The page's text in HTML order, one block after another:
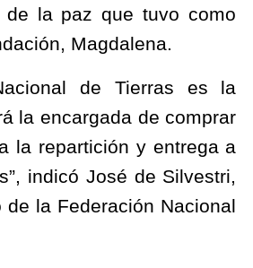
de la paz que tuvo como
Magdalena.
de Tierras es la
la encargada de comprar
la repartición y entrega a
indicó José de Silvestri,
de la Federación Nacional